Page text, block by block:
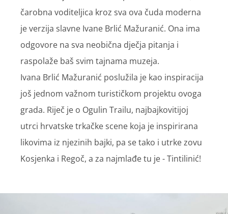
čarobna voditeljica kroz sva ova čuda moderna
je verzija slavne Ivane Brlić Mažuranić. Ona ima
odgovore na sva neobična dječja pitanja i
raspolaže baš svim tajnama muzeja.
Ivana Brlić Mažuranić poslužila je kao inspiracija
još jednom važnom turističkom projektu ovoga
grada. Riječ je o Ogulin Trailu, najbajkovitijoj
utrci hrvatske trkačke scene koja je inspirirana
likovima iz njezinih bajki, pa se tako i utrke zovu
Kosjenka i Regoč, a za najmlađe tu je - Tintilinić!